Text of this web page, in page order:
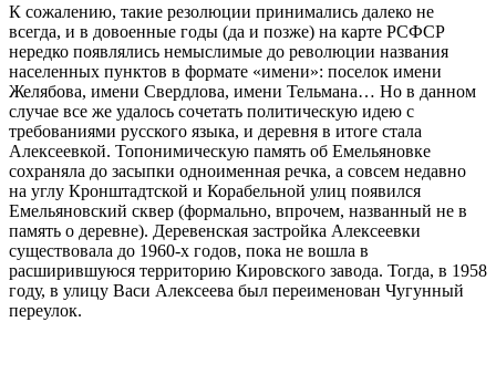
К сожалению, такие резолюции принимались далеко не
всегда, и в довоенные годы (да и позже) на карте РСФСР
нередко появлялись немыслимые до революции названия
населенных пунктов в формате «имени»: поселок имени
Желябова, имени Свердлова, имени Тельмана… Но в данном
случае все же удалось сочетать политическую идею с
требованиями русского языка, и деревня в итоге стала
Алексеевкой. Топонимическую память об Емельяновке
сохраняла до засыпки одноименная речка, а совсем недавно
на углу Кронштадтской и Корабельной улиц появился
Емельяновский сквер (формально, впрочем, названный не в
память о деревне). Деревенская застройка Алексеевки
существовала до 1960-х годов, пока не вошла в
расширившуюся территорию Кировского завода. Тогда, в 1958
году, в улицу Васи Алексеева был переименован Чугунный
переулок.